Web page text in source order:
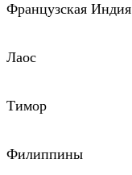
Французская Индия
Лаос
Тимор
Филиппины